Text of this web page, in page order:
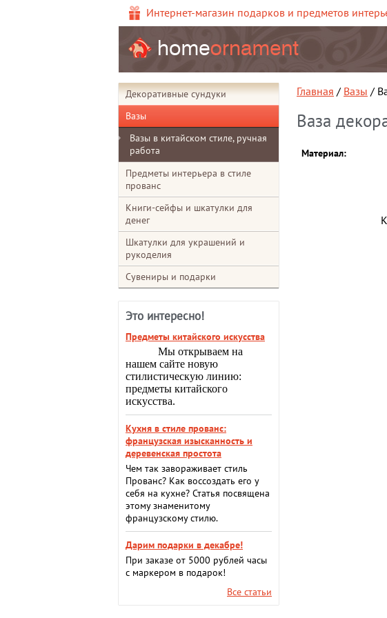
Интернет-магазин подарков и предметов
Главная / Вазы /
Ваза
Материал:
Декоративные сундуки
Вазы
Вазы в китайском стиле, ручная
работа
Предметы интерьера в стиле
прованс
Книги-сейфы и шкатулки для
денег
Шкатулки для украшений и
рукоделия
Сувениры и подарки
Это интересно!
Предметы китайского искусства
Мы открываем на
нашем сайте новую
стилистическую линию:
предметы китайского
искусства.
Кухня в стиле прованс:
французская изысканность и
деревенская простота
Чем так завораживает стиль
Прованс? Как воссоздать его у
себя на кухне? Статья посвящена
этому знаменитому
французскому стилю.
Дарим подарки в декабре!
При заказе от 5000 рублей часы
с маркером в подарок!
Все статьи